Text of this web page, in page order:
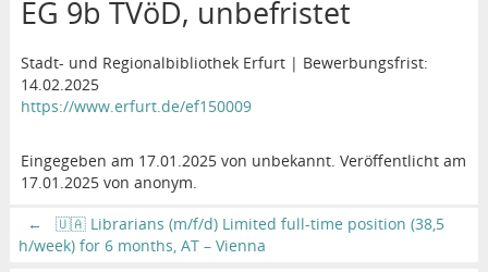
EG 9b TVöD, unbefristet
Stadt- und Regionalbibliothek Erfurt | Bewerbungsfrist:
14.02.2025
https://www.erfurt.de/ef150009
Eingegeben am 17.01.2025 von unbekannt. Veröffentlicht am
17.01.2025 von anonym.
←
🇺🇦 Librarians (m/f/d) Limited full-time position (38,5
h/week) for 6 months, AT – Vienna